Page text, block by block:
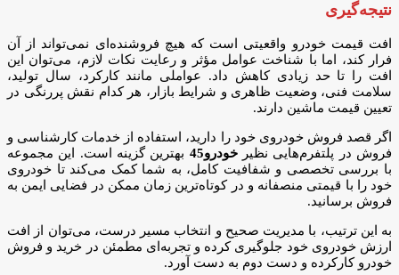
نتیجه‌گیری
افت قیمت خودرو واقعیتی است که هیچ فروشنده‌ای نمی‌تواند از آن
فرار کند، اما با شناخت عوامل مؤثر و رعایت نکات لازم، می‌توان این
افت را تا حد زیادی کاهش داد. عواملی مانند کارکرد، سال تولید،
سلامت فنی، وضعیت ظاهری و شرایط بازار، هر کدام نقش پررنگی در
تعیین قیمت ماشین دارند.
اگر قصد فروش خودروی خود را دارید، استفاده از خدمات کارشناسی و
فروش در پلتفرم‌هایی نظیرخودرو45
بهترین گزینه است. این مجموعه
با بررسی تخصصی و شفافیت کامل، به شما کمک می‌کند تا خودروی
خود را با قیمتی منصفانه و در کوتاه‌ترین زمان ممکن در فضایی ایمن به
فروش برسانید.
به این ترتیب، با مدیریت صحیح و انتخاب مسیر درست، می‌توان از افت
ارزش خودروی خود جلوگیری کرده و تجربه‌ای مطمئن در خرید و فروش
خودرو کارکرده و دست دوم به دست آورد.